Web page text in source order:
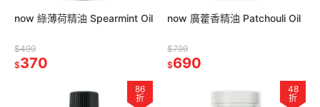
now 綠薄荷精油 Spearmint Oil
$499
$370
now 廣藿香精油 Patchouli Oil
$799
$690
86
折
48
折